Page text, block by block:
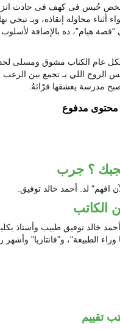
حُبس فى كهف فى حادث انزلاق
أثناء محاولة إنقاذه، وبـ
“قصة هيام”، ده بالإضافة
عام الكتاب مشوق ومسلى لحد
الروح اللي بـ تجمع بين
مدرسة يعشقها قرّائهُ.
محتوى مدفوع
؟ جرب
افهم" لد. أحمد خالد توفيق.
الكاتب
خالد توفيق طبيب وأستاذ
وراء الطبيعة"، و"فانتازيا" وأشهر
تقييم